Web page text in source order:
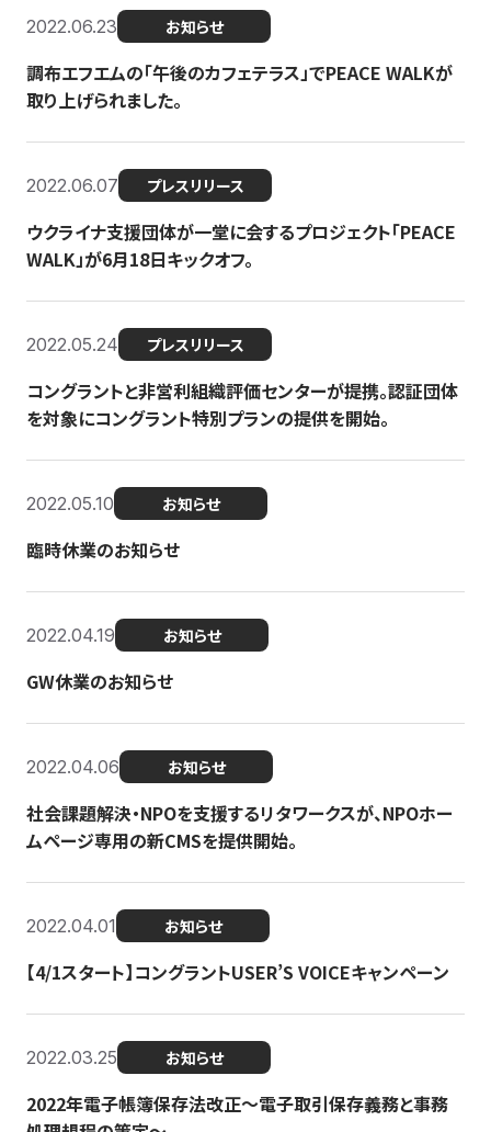
2022.06.23 お知らせ
調布エフエムの「午後のカフェテラス」でPEACE WALKが
取り上げられました。
2022.06.07 プレスリリース
ウクライナ支援団体が一堂に会するプロジェクト「PEACE
WALK」が6月18日キックオフ。
2022.05.24 プレスリリース
コングラントと非営利組織評価センターが提携。認証団体
を対象にコングラント特別プランの提供を開始。
2022.05.10 お知らせ
臨時休業のお知らせ
2022.04.19 お知らせ
GW休業のお知らせ
2022.04.06 お知らせ
社会課題解決・NPOを支援するリタワークスが、NPOホー
ムページ専用の新CMSを提供開始。
2022.04.01 お知らせ
【4/1スタート】コングラントUSER’S VOICEキャンペーン
2022.03.25 お知らせ
2022年電子帳簿保存法改正～電子取引保存義務と事務